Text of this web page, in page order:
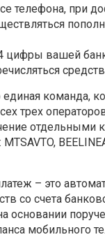
телефона, при
цифры вашей
команда,
трех
отдельными
– это
со счета
основании
мобильного